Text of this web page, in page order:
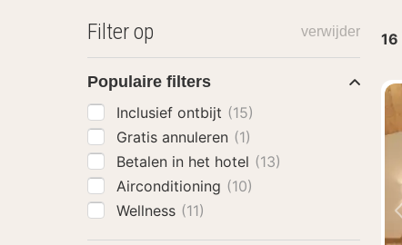
16
Filter op verwijder
Populaire filters
Inclusief ontbijt (15)
Gratis annuleren (1)
Betalen in het hotel (13)
Airconditioning (10)
Wellness (11)